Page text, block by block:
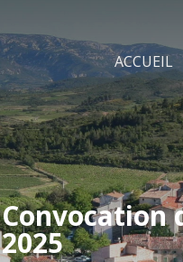
ACCUEIL
Convocation
2025